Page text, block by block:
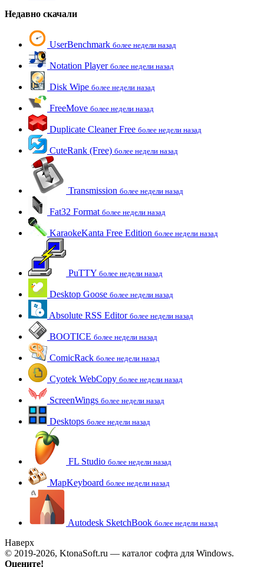
Недавно скачали
UserBenchmark более недели назад
Notation Player более недели назад
Disk Wipe более недели назад
FreeMove более недели назад
Duplicate Cleaner Free более недели назад
CuteRank (Free) более недели назад
Transmission более недели назад
Fat32 Format более недели назад
KaraokeKanta Free Edition более недели назад
PuTTY более недели назад
Desktop Goose более недели назад
Absolute RSS Editor более недели назад
BOOTICE более недели назад
ComicRack более недели назад
Cyotek WebCopy более недели назад
ScreenWings более недели назад
Desktops более недели назад
FL Studio более недели назад
MapKeyboard более недели назад
Autodesk SketchBook более недели назад
Наверх
© 2019-2026, KtonaSoft.ru — каталог софта для Windows.
Оцените!